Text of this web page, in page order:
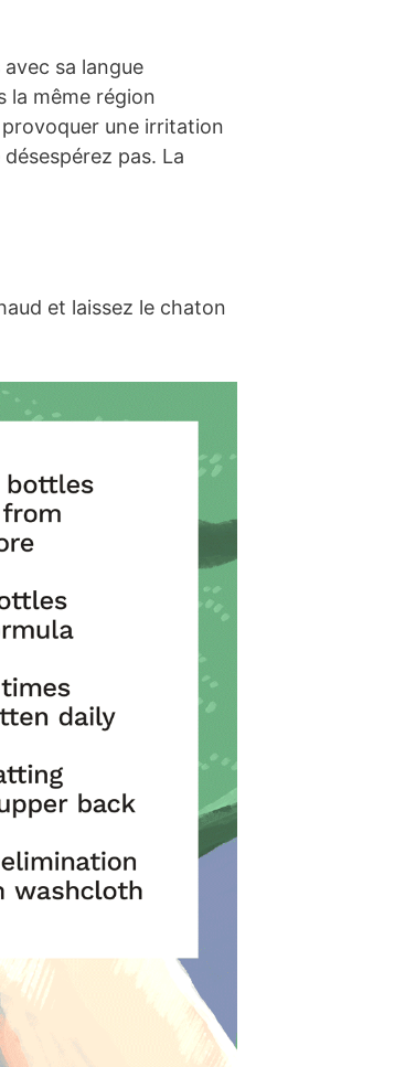
sa langue
la même région
provoquer une irritation
pas. La
et laissez le chaton